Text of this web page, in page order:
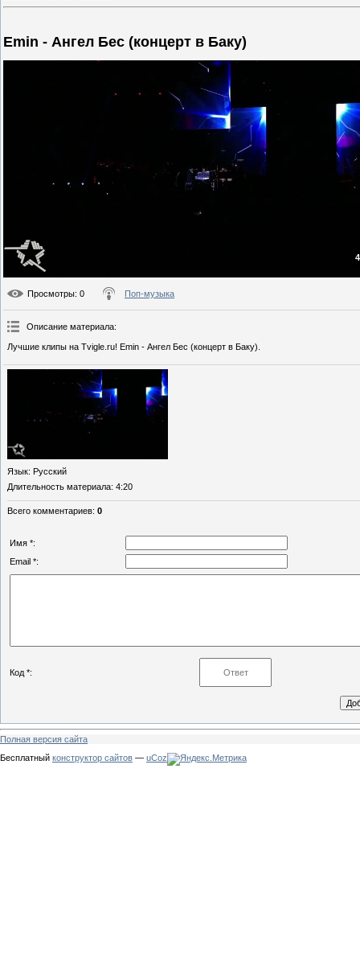
Emin - Ангел Бес (концерт в Баку)
Просмотры: 0 Поп-музыка
Описание материала:
Лучшие клипы на Tvigle.ru! Emin - Ангел Бес (концерт в Баку).
Язык: Русский
Длительность материала: 4:20
Всего комментариев: 0
Имя *:
Email *:
Код *:
Полная версия сайта
Бесплатный конструктор сайтов — uCoz